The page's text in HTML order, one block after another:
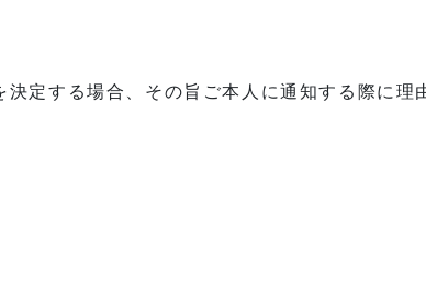
定する場合、その旨ご本人に通知する際に理